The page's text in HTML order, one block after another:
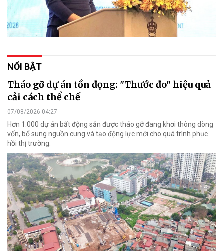
NỔI BẬT
Tháo gỡ dự án tồn đọng: "Thước đo" hiệu quả
cải cách thể chế
07/08/2026 04:27
Hơn 1.000 dự án bất động sản được tháo gỡ đang khơi thông dòng
vốn, bổ sung nguồn cung và tạo động lực mới cho quá trình phục
hồi thị trường.